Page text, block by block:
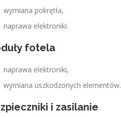
wymiana pokrętła,
naprawa elektroniki.
fotela
naprawa elektroniki,
wymiana uszkodzonych elementów.
i zasilanie